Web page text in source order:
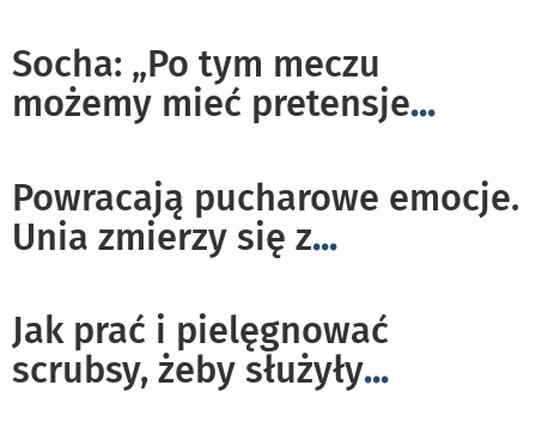
Socha: „Po tym meczu
możemy mieć pretensje...
Powracają pucharowe emocje.
Unia zmierzy się z...
Jak prać i pielęgnować
scrubsy, żeby służyły...